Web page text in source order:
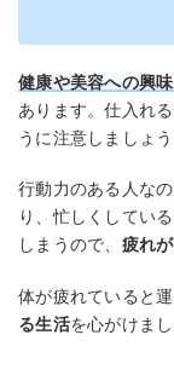
健康や美容への興
あります。仕入れ
うに注意しましょう
行動力のある人な
り、忙しくしてい
しまうので、 疲れ
体が疲れていると
る生活を心がけまし